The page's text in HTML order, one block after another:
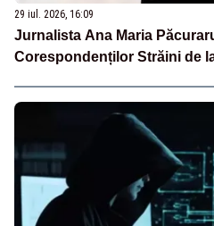
29 iul. 2026, 16:09
Jurnalista Ana Maria
Corespondenților Străini de